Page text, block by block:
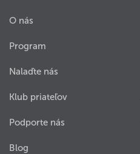
O nás
Program
Nalaďte nás
Klub priateľov
Podporte nás
Blog